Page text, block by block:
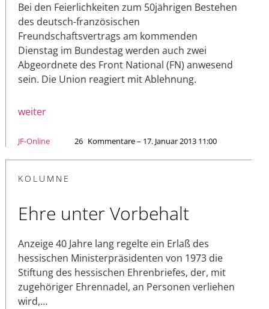
Bei den Feierlichkeiten zum 50jährigen Bestehen
des deutsch-französischen
Freundschaftsvertrags am kommenden
Dienstag im Bundestag werden auch zwei
Abgeordnete des Front National (FN) anwesend
sein. Die Union reagiert mit Ablehnung.
weiter
JF-Online 26 Kommentare – 17. Januar 2013 11:00
KOLUMNE
Ehre unter Vorbehalt
Anzeige 40 Jahre lang regelte ein Erlaß des
hessischen Ministerpräsidenten von 1973 die
Stiftung des hessischen Ehrenbriefes, der, mit
zugehöriger Ehrennadel, an Personen verliehen
wird,…